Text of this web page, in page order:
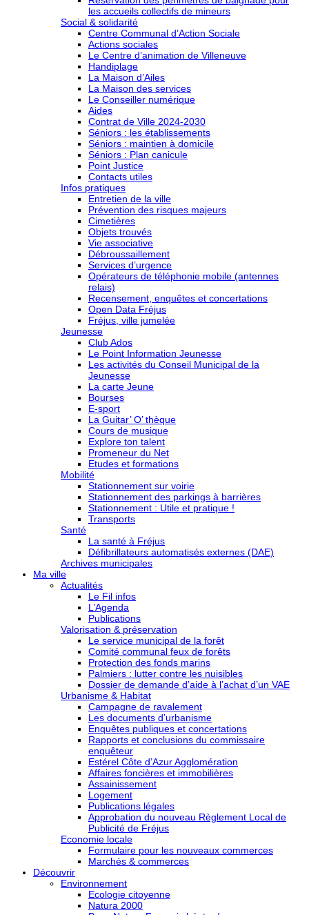
les accueils collectifs de mineurs
Social & solidarité
Centre Communal d’Action Sociale
Actions sociales
Le Centre d’animation de Villeneuve
Handiplage
La Maison d’Ailes
La Maison des services
Le Conseiller numérique
Aides
Contrat de Ville 2024-2030
Séniors : les établissements
Séniors : maintien à domicile
Séniors : Plan canicule
Point Justice
Contacts utiles
Infos pratiques
Entretien de la ville
Prévention des risques majeurs
Cimetières
Objets trouvés
Vie associative
Débroussaillement
Services d’urgence
Opérateurs de téléphonie mobile (antennes
relais)
Recensement, enquêtes et concertations
Open Data Fréjus
Fréjus, ville jumelée
Jeunesse
Club Ados
Le Point Information Jeunesse
Les activités du Conseil Municipal de la
Jeunesse
La carte Jeune
Bourses
E-sport
La Guitar’ O’ thèque
Cours de musique
Explore ton talent
Promeneur du Net
Etudes et formations
Mobilité
Stationnement sur voirie
Stationnement des parkings à barrières
Stationnement : Utile et pratique !
Transports
Santé
La santé à Fréjus
Défibrillateurs automatisés externes (DAE)
Archives municipales
Ma ville
Actualités
Le Fil infos
L’Agenda
Publications
Valorisation & préservation
Le service municipal de la forêt
Comité communal feux de forêts
Protection des fonds marins
Palmiers : lutter contre les nuisibles
Dossier de demande d’aide à l’achat d’un VAE
Urbanisme & Habitat
Campagne de ravalement
Les documents d’urbanisme
Enquêtes publiques et concertations
Rapports et conclusions du commissaire
enquêteur
Estérel Côte d’Azur Agglomération
Affaires foncières et immobilières
Assainissement
Logement
Publications légales
Approbation du nouveau Règlement Local de
Publicité de Fréjus
Economie locale
Formulaire pour les nouveaux commerces
Marchés & commerces
Découvrir
Environnement
Ecologie citoyenne
Natura 2000